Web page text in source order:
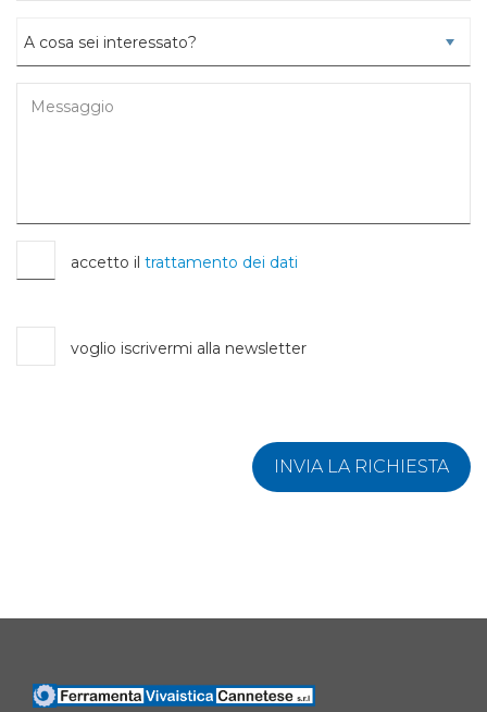
accetto il trattamento dei dati
voglio iscrivermi alla newsletter
INVIA LA RICHIESTA